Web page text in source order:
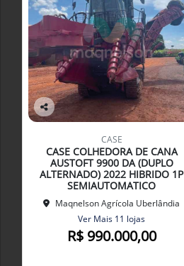
Co
arti
lhe
CASE
CASE COLHEDORA DE CANA
AUSTOFT 9900 DA (DUPLO
ALTERNADO) 2022 HIBRIDO 1P
SEMIAUTOMATICO
Maqnelson Agrícola Uberlândia
Ver Mais 11 lojas
R$ 990.000,00